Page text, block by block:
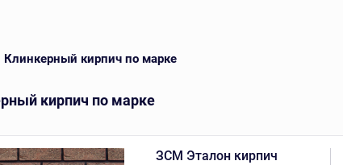
Клинкерный кирпич по марке
кирпич по марке
ЗСМ Эталон кирпич